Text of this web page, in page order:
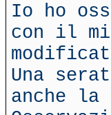
Io ho
con il
Una
anche la